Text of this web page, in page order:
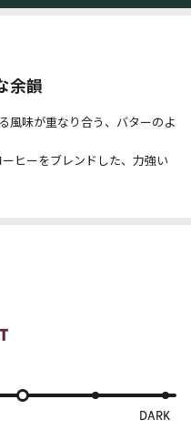
余韻
風味が重なり合う、バターのよ
ヒーをブレンドした、力強い
DARK